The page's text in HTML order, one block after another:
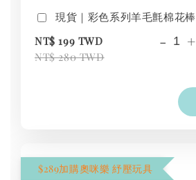
現貨｜彩色系列羊毛氈棉花棒
NT$ 199 TWD
NT$ 280 TWD
- +
$289加購奧咪樂 紓壓玩具